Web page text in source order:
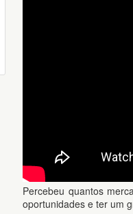
Percebeu quantos
oportunidades e ter um